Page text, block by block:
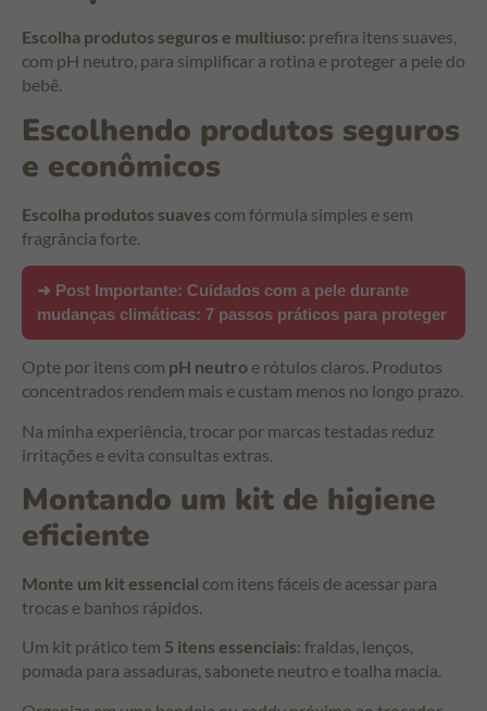
Escolha produtos seguros e multiuso: prefira itens suaves,
com pH neutro, para simplificar a rotina e proteger a pele do
bebê.
Escolhendo produtos seguros
e econômicos
Escolha produtos suaves com fórmula simples e sem
fragrância forte.
➜ Post Importante: Cuidados com a pele durante
mudanças climáticas: 7 passos práticos para proteger
Opte por itens com pH neutro e rótulos claros. Produtos
concentrados rendem mais e custam menos no longo prazo.
Na minha experiência, trocar por marcas testadas reduz
irritações e evita consultas extras.
Montando um kit de higiene
eficiente
Monte um kit essencial com itens fáceis de acessar para
trocas e banhos rápidos.
Um kit prático tem 5 itens essenciais: fraldas, lenços,
pomada para assaduras, sabonete neutro e toalha macia.